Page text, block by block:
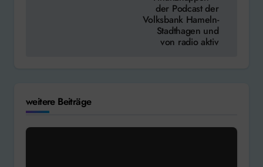
der Podcast der
Volksbank Hameln-
Stadthagen und
von radio aktiv
weitere Beiträge